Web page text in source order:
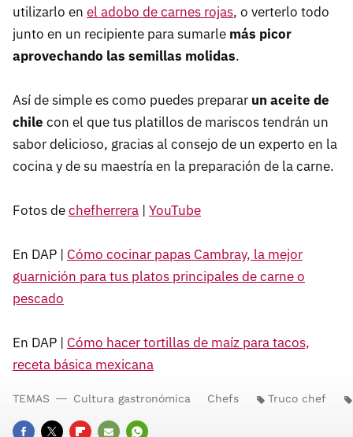
utilizarlo en el adobo de carnes rojas, o verterlo todo
junto en un recipiente para sumarle más picor
aprovechando las semillas molidas.
Así de simple es como puedes preparar un aceite de
chile con el que tus platillos de mariscos tendrán un
sabor delicioso, gracias al consejo de un experto en la
cocina y de su maestría en la preparación de la carne.
Fotos dechefherrera | YouTube
En DAP | Cómo cocinar papas Cambray, la mejor
guarnición para tus platos principales de carne o
pescado
En DAP | Cómo hacer tortillas de maíz para tacos,
receta básica mexicana
TEMAS Cultura gastronómica Chefs Truco chef